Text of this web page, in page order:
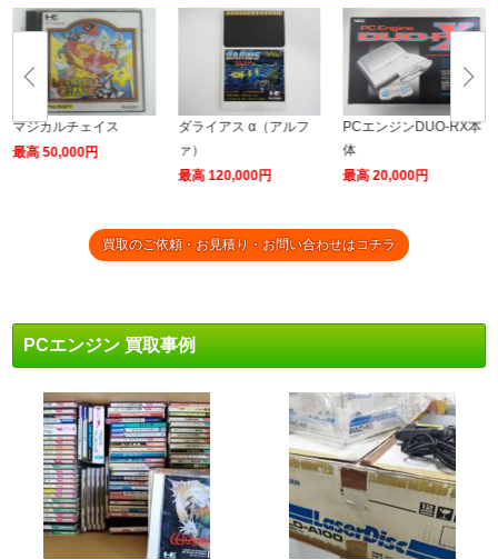
マジカルチェイス
最高 50,000円
ダライアス α（アルフ
ァ）
最高 120,000円
PCエンジンDUO-RX本
体
最高 20,000円
買取のご依頼・お見積り・お問い合わせはコチラ
PCエンジン 買取事例